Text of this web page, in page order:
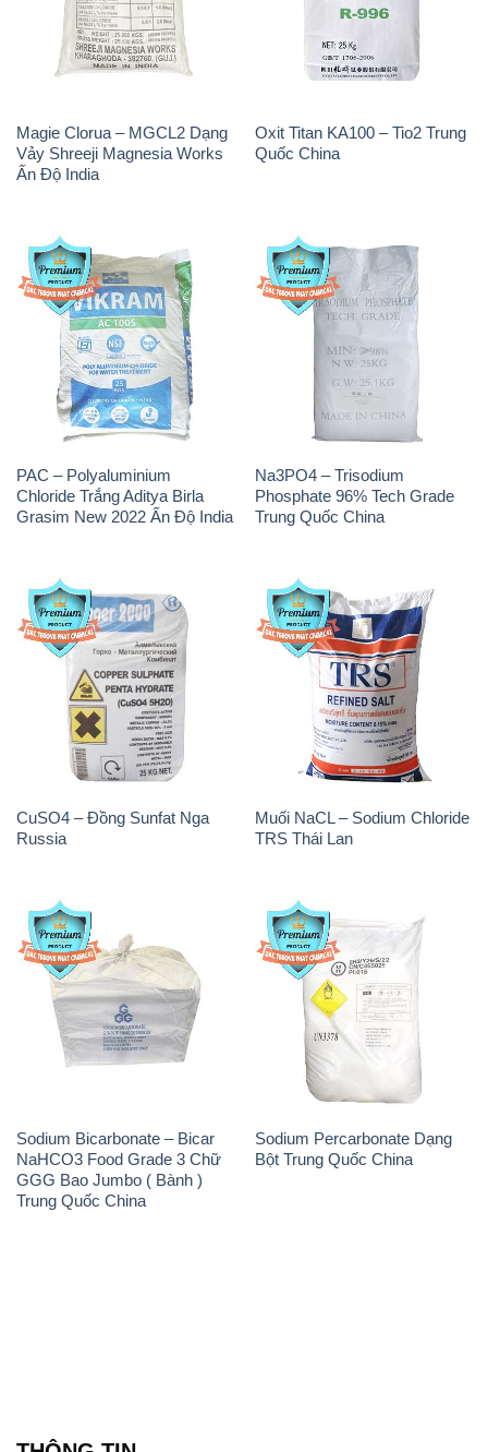
Magie Clorua – MGCL2 Dạng
Vảy Shreeji Magnesia Works
Ấn Độ India
Oxit Titan KA100 – Tio2 Trung
Quốc China
PAC – Polyaluminium
Chloride Trắng Aditya Birla
Grasim New 2022 Ấn Độ India
Na3PO4 – Trisodium
Phosphate 96% Tech Grade
Trung Quốc China
CuSO4 – Đồng Sunfat Nga
Russia
Muối NaCL – Sodium Chloride
TRS Thái Lan
Sodium Bicarbonate – Bicar
NaHCO3 Food Grade 3 Chữ
GGG Bao Jumbo ( Bành )
Trung Quốc China
Sodium Percarbonate Dạng
Bột Trung Quốc China